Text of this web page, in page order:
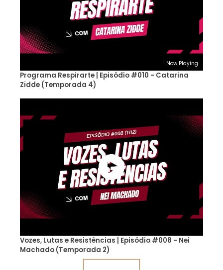
Now Playing
Programa Respirarte | Episódio #010 - Catarina
Zidde (Temporada 4)
Vozes, Lutas e Resistências | Episódio #008 - Nei
Machado (Temporada 2)